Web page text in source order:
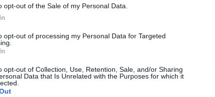
opt-out of the Sale of my Personal Data.
opt-out of processing my Personal Data for Targeted
opt-out of Collection, Use, Retention, Sale, and/or Sharing
Data that Is Unrelated with the Purposes for which it
Llibertat, Justícia, Major, plaça
Mestre Llopis, plaça Beat Francisco
Miguel Roselló.
quaranta llocs que correspondran a les
quals oferiran una àmplia gamma de
manualitats, dolços tradicionals, articles